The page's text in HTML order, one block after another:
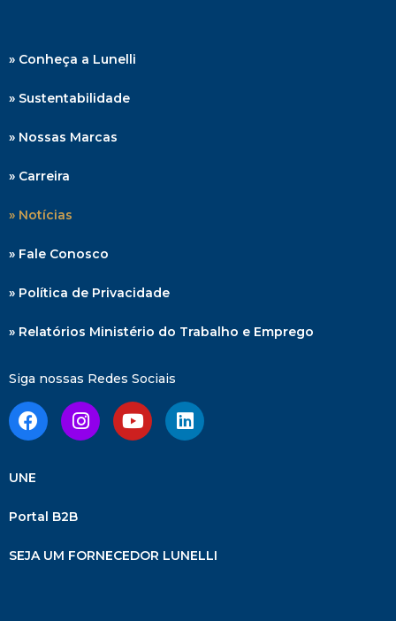
» Conheça a Lunelli
» Sustentabilidade
» Nossas Marcas
» Carreira
» Notícias
» Fale Conosco
» Política de Privacidade
» Relatórios Ministério do Trabalho e Emprego
Siga nossas Redes Sociais
UNE
Portal B2B
SEJA UM FORNECEDOR LUNELLI